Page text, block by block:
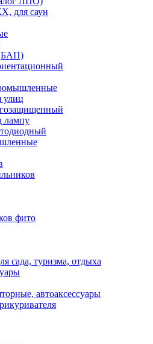
для саун
(БАП)
улиц
лампу
фито
сада, туризма, отдыха
автоаксессуары